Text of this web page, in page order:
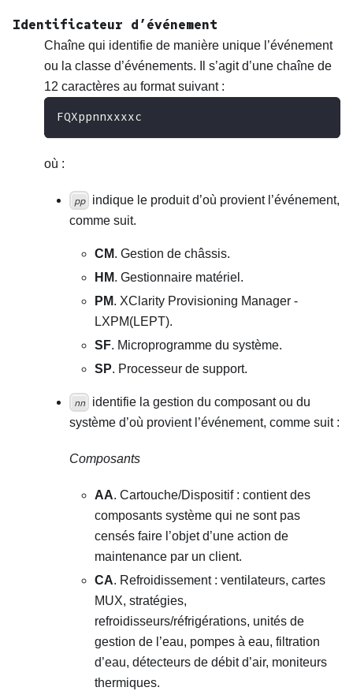
Identificateur d’événement
Chaîne qui identifie de manière unique l’événement
ou la classe d’événements. Il s’agit d’une chaîne de
12 caractères au format suivant :
FQXppnnxxxxc
où :
pp
indique le produit d’où provient l’événement,
comme suit.
CM. Gestion de châssis.
HM. Gestionnaire matériel.
PM. XClarity Provisioning Manager -
LXPM(LEPT).
SF. Microprogramme du système.
SP. Processeur de support.
nn
identifie la gestion du composant ou du
système d’où provient l’événement, comme suit :
Composants
AA. Cartouche/Dispositif : contient des
composants système qui ne sont pas
censés faire l’objet d’une action de
maintenance par un client.
CA. Refroidissement : ventilateurs, cartes
MUX, stratégies,
refroidisseurs/réfrigérations, unités de
gestion de l’eau, pompes à eau, filtration
d’eau, détecteurs de débit d’air, moniteurs
thermiques.